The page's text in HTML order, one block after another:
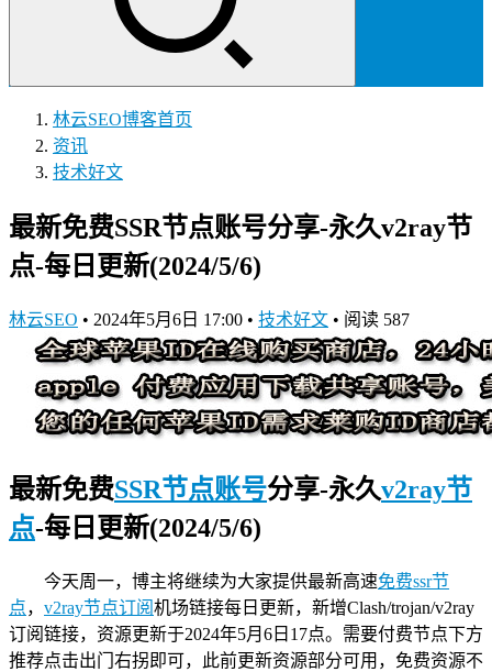
林云SEO博客首页
资讯
技术好文
最新免费SSR节点账号分享-永久v2ray节
点-每日更新(2024/5/6)
林云SEO • 2024年5月6日 17:00 • 技术好文 • 阅读 587
最新免费SSR节点账号分享-永久v2ray节
点-每日更新(2024/5/6)
今天周一，博主将继续为大家提供最新高速免费ssr节
点， v2ray节点订阅机场链接每日更新，新增Clash/trojan/v2ray
订阅链接，资源更新于2024年5月6日17点。需要付费节点下方
推荐点击出门右拐即可，此前更新资源部分可用，免费资源不